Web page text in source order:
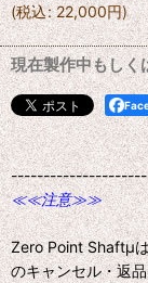
(税込: 22,000円)
現在製作中もしく
≪≪注意≫≫
Zero Point Shaftμ
のキャンセル・返